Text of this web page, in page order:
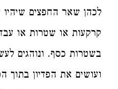
לכהן שאר החפצים
קרקעות או שטרות או
בשטרות כסף. ונוהגים
ועושים את הפדיון בתוך